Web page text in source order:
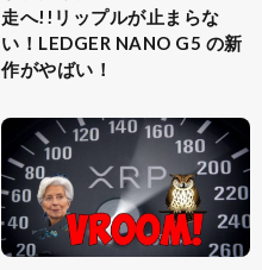
走へ!!リップルが止まらな
い！LEDGER NANO G5 の新
作がやばい！